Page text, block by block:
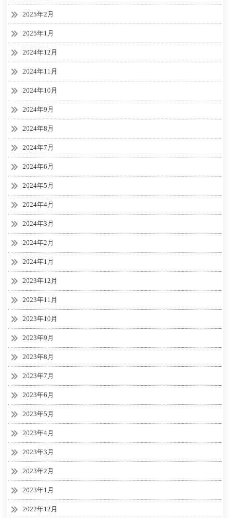
2025年2月
2025年1月
2024年12月
2024年11月
2024年10月
2024年9月
2024年8月
2024年7月
2024年6月
2024年5月
2024年4月
2024年3月
2024年2月
2024年1月
2023年12月
2023年11月
2023年10月
2023年9月
2023年8月
2023年7月
2023年6月
2023年5月
2023年4月
2023年3月
2023年2月
2023年1月
2022年12月